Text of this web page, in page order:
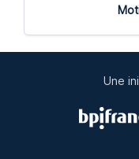
Une